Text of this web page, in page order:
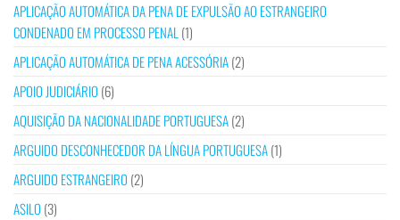
APLICAÇÃO AUTOMÁTICA DA PENA DE EXPULSÃO AO ESTRANGEIRO
CONDENADO EM PROCESSO PENAL (1)
APLICAÇÃO AUTOMÁTICA DE PENA ACESSÓRIA(2)
APOIO JUDICIÁRIO (6)
AQUISIÇÃO DA NACIONALIDADE PORTUGUESA(2)
ARGUIDO DESCONHECEDOR DA LÍNGUA PORTUGUESA(1)
ARGUIDO ESTRANGEIRO (2)
ASILO (3)